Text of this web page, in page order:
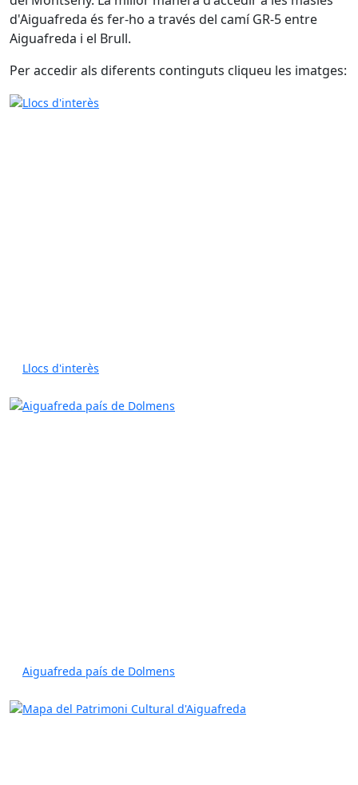
d'Aiguafreda és fer-ho a través del camí GR-5 entre
Aiguafreda i el Brull.
Per accedir als diferents continguts cliqueu les imatges:
Llocs d'interès
Aiguafreda país de Dolmens